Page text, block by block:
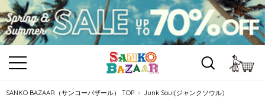
SANKO BAZAAR（サンコーバザール） TOP Junk Soul(ジャンクソウル)